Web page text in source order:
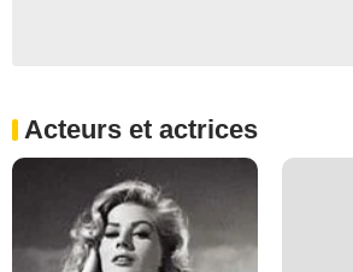
Acteurs et actrices